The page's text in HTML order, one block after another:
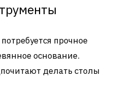
прочное
основание.
делать столы